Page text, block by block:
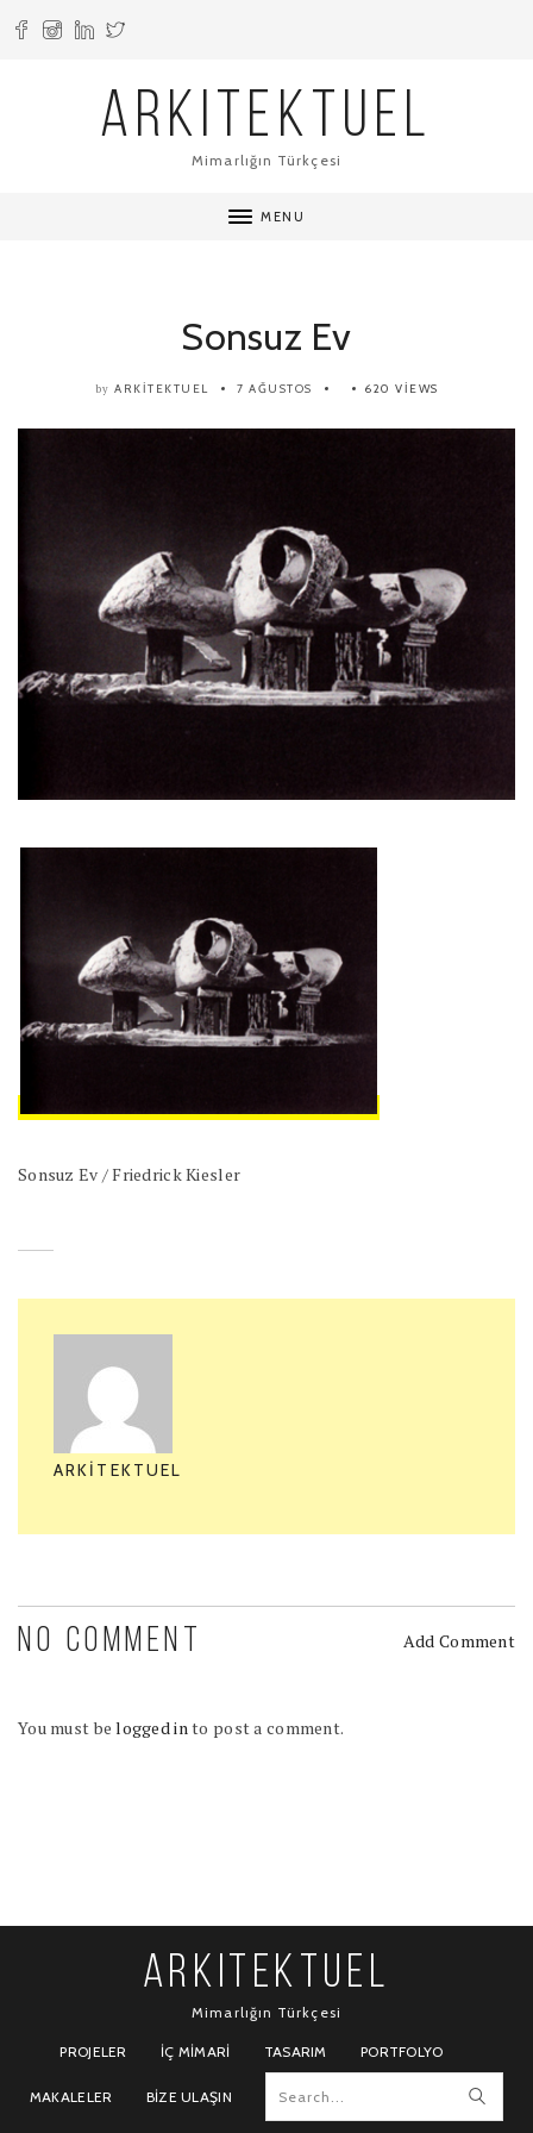
ARKITEKTUEL
Mimarlığın Türkçesi
MENU
Sonsuz Ev
by ARKITEKTUEL 7 AĞUSTOS 620 VIEWS
Sonsuz Ev / Friedrick Kiesler
ARKITEKTUEL
NO COMMENT Add Comment
You must belogged into post a comment.
ARKITEKTUEL
Mimarlığın Türkçesi
PROJELER İÇ MIMARI TASARIM PORTFOLYO
MAKALELER BIZE ULAŞIN